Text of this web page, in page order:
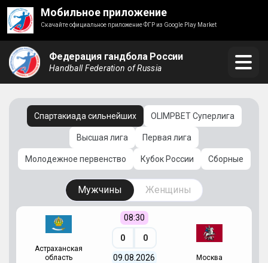
Мобильное приложение
Скачайте официальное приложение ФГР из Google Play Market
Федерация гандбола России
Handball Federation of Russia
Спартакиада сильнейших OLIMPBET Суперлига
Высшая лига Первая лига
Молодежное первенство Кубок России Сборные
Мужчины Женщины
Астраханская
область
08:30
0 0
09.08.2026 Москва